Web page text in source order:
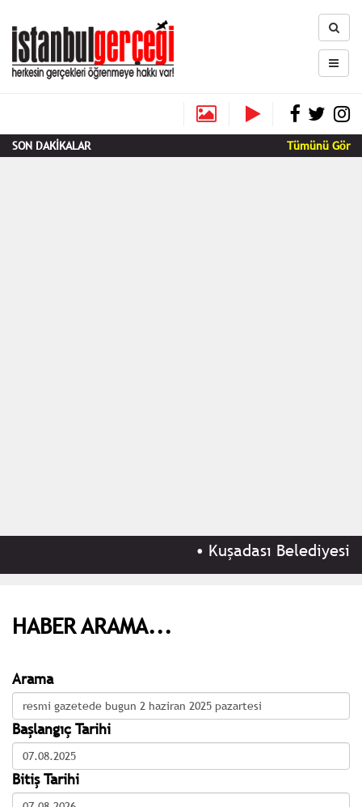
SON DAKİKALAR Tümünü Gör
• Kuşadası
HABER ARAMA...
Arama
Başlangıç Tarihi
Bitiş Tarihi